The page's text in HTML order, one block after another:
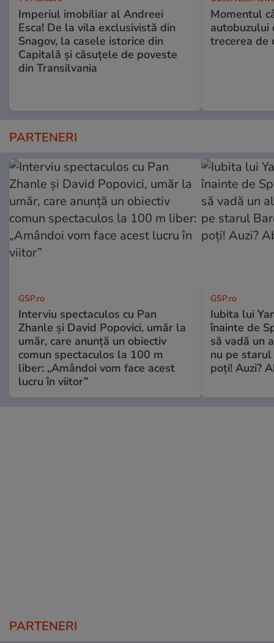
Imperiul imobiliar al Andreei
Esca! De la vila exclusivistă din
Snagov, la casele istorice din
Capitală și căsuțele de poveste
din Transilvania
Momentul
autobuzului
trecerea de
PARTENERI
GSP.ro
Interviu spectaculos cu Pan
Zhanle și David Popovici, umăr la
umăr, care anunță un obiectiv
comun spectaculos la 100 m
liber: „Amândoi vom face acest
lucru în viitor”
GSP.ro
Iubita lui
înainte de
să vadă un
nu pe starul
poți! Auzi?
PARTENERI